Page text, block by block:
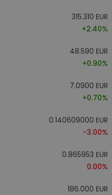
315.310 EUR
+2.40%
48.590 EUR
+0.90%
7.0900 EUR
+0.70%
0.140609000 EUR
-3.00%
0.865953 EUR
0.00%
186.000 EUR